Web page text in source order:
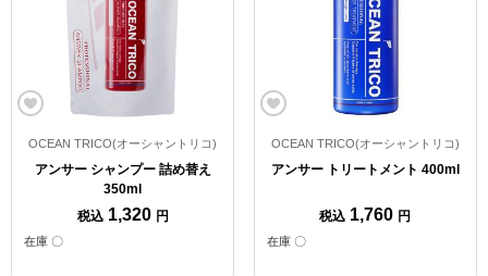
OCEAN TRICO(オーシャントリコ)
アンサー シャンプー 詰め替え
350ml
税込 1,320 円
在庫 〇
OCEAN TRICO(オーシャントリコ)
アンサー トリートメント 400ml
税込 1,760 円
在庫 〇